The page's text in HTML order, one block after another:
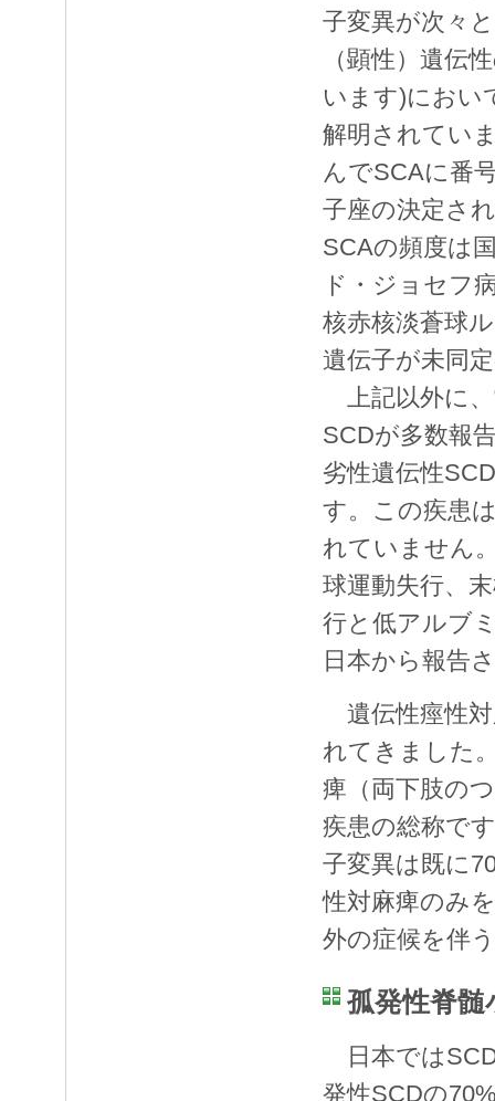
子変異が次々
（顕性）遺伝
います)におい
解明されてい
んでSCAに番
子座の決定さ
SCAの頻度は
ド・ジョセフ
核赤核淡蒼球
遺伝子が未同
上記以外に、
SCDが多数報
劣性遺伝性
す。この疾患
れていません
球運動失行、
行と低アルブ
日本から報告
遺伝性痙性対
れてきました
痺（両下肢の
疾患の総称で
子変異は既に
性対麻痺のみ
外の症候を伴
孤発性脊髄
日本では
発性SCDの